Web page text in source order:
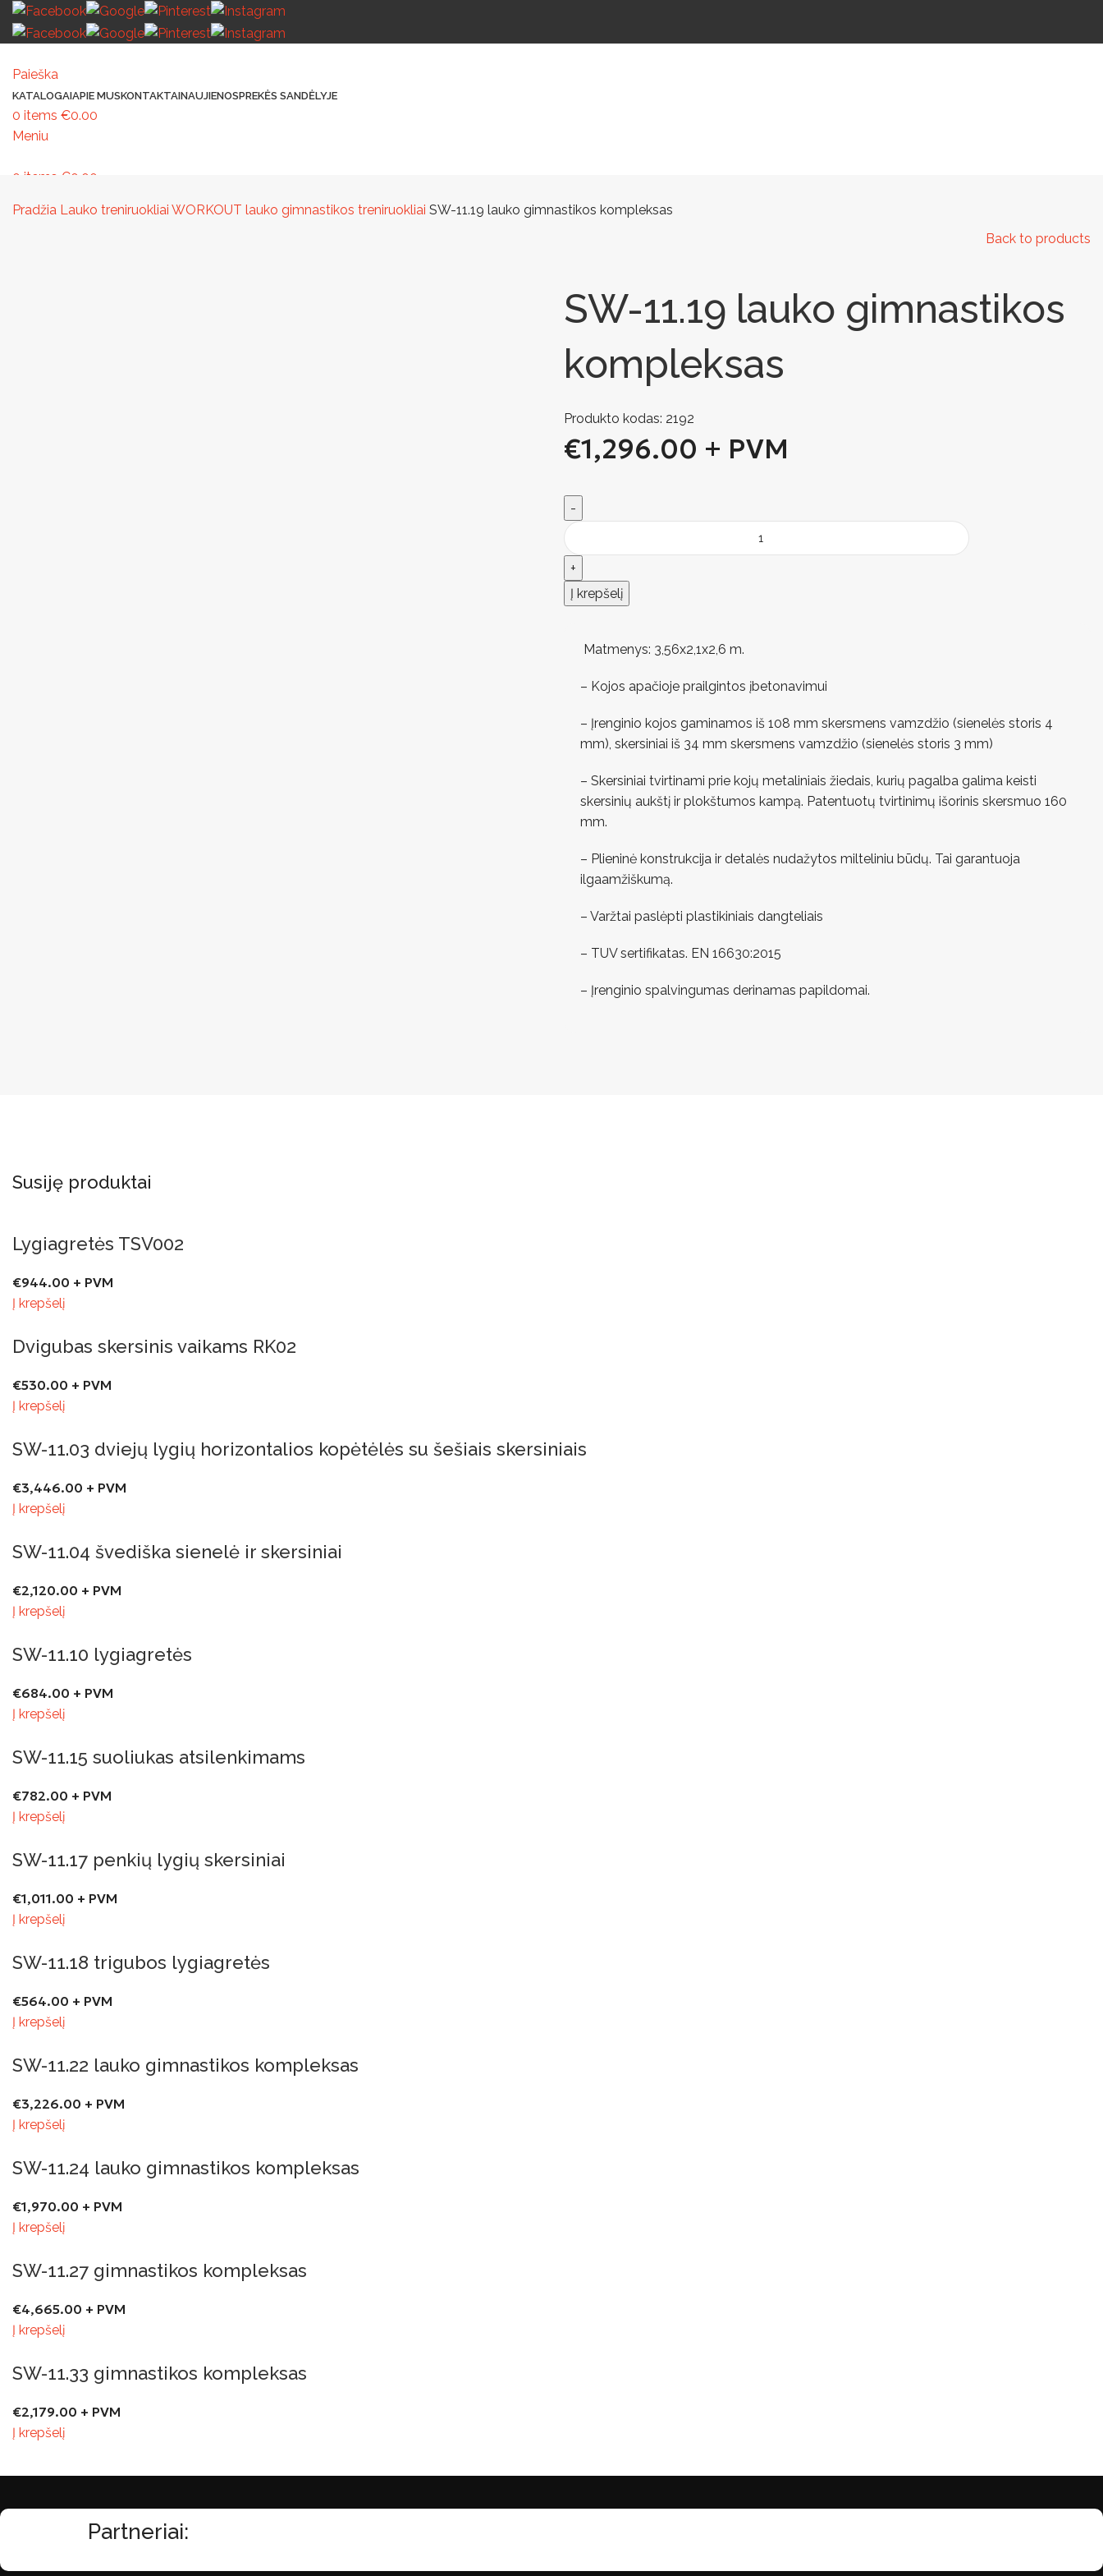
Paieška
KATALOGAIAPIE MUSKONTAKTAINAUJIENOSPREKĖS SANDĖLYJE
0 items €0.00
Meniu
0 items €0.00
Pradžia Lauko treniruokliai WORKOUT lauko gimnastikos treniruokliai SW-11.19 lauko gimnastikos kompleksas
Back to products
SW-11.19 lauko gimnastikos
kompleksas
Produkto kodas: 2192
€1,296.00 + PVM
Į krepšelį
Matmenys: 3,56х2,1х2,6 m.
– Kojos apačioje prailgintos įbetonavimui
– Įrenginio kojos gaminamos iš 108 mm skersmens vamzdžio (sienelės storis 4
mm), skersiniai iš 34 mm skersmens vamzdžio (sienelės storis 3 mm)
– Skersiniai tvirtinami prie kojų metaliniais žiedais, kurių pagalba galima keisti
skersinių aukštį ir plokštumos kampą. Patentuotų tvirtinimų išorinis skersmuo 160
mm.
– Plieninė konstrukcija ir detalės nudažytos milteliniu būdų. Tai garantuoja
ilgaamžiškumą.
– Varžtai paslėpti plastikiniais dangteliais
– TUV sertifikatas. EN 16630:2015
– Įrenginio spalvingumas derinamas papildomai.
Susiję produktai
Lygiagretės TSV002
€944.00 + PVM
Į krepšelį
Dvigubas skersinis vaikams RK02
€530.00 + PVM
Į krepšelį
SW-11.03 dviejų lygių horizontalios kopėtėlės su šešiais skersiniais
€3,446.00 + PVM
Į krepšelį
SW-11.04 švediška sienelė ir skersiniai
€2,120.00 + PVM
Į krepšelį
SW-11.10 lygiagretės
€684.00 + PVM
Į krepšelį
SW-11.15 suoliukas atsilenkimams
€782.00 + PVM
Į krepšelį
SW-11.17 penkių lygių skersiniai
€1,011.00 + PVM
Į krepšelį
SW-11.18 trigubos lygiagretės
€564.00 + PVM
Į krepšelį
SW-11.22 lauko gimnastikos kompleksas
€3,226.00 + PVM
Į krepšelį
SW-11.24 lauko gimnastikos kompleksas
€1,970.00 + PVM
Į krepšelį
SW-11.27 gimnastikos kompleksas
€4,665.00 + PVM
Į krepšelį
SW-11.33 gimnastikos kompleksas
€2,179.00 + PVM
Į krepšelį
Partneriai: